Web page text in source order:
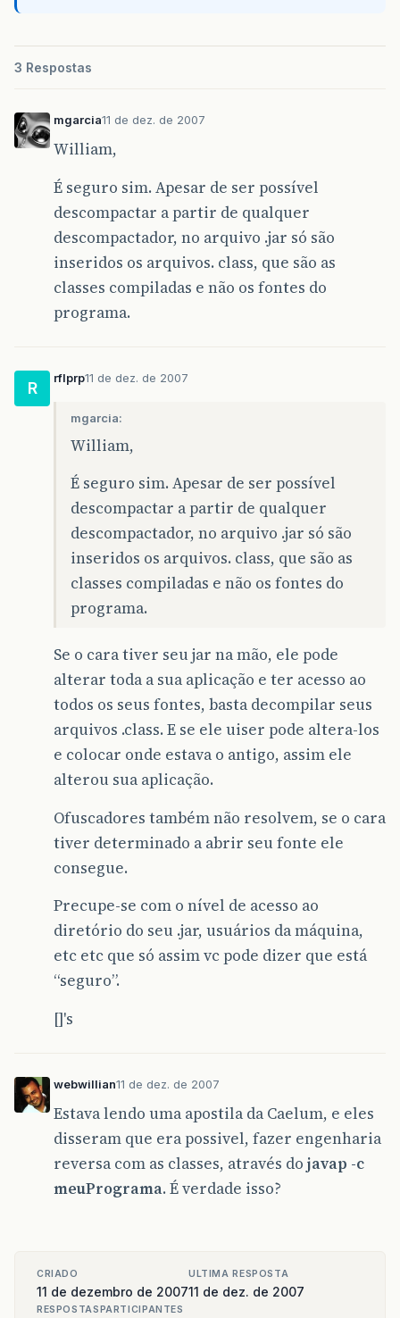
3 Respostas
mgarcia11 de dez. de 2007
William,
É seguro sim. Apesar de ser possível
descompactar a partir de qualquer
descompactador, no arquivo .jar só são
inseridos os arquivos. class, que são as
classes compiladas e não os fontes do
programa.
R
rflprp11 de dez. de 2007
mgarcia:
William,
É seguro sim. Apesar de ser possível
descompactar a partir de qualquer
descompactador, no arquivo .jar só são
inseridos os arquivos. class, que são as
classes compiladas e não os fontes do
programa.
Se o cara tiver seu jar na mão, ele pode
alterar toda a sua aplicação e ter acesso ao
todos os seus fontes, basta decompilar seus
arquivos .class. E se ele uiser pode altera-los
e colocar onde estava o antigo, assim ele
alterou sua aplicação.
Ofuscadores também não resolvem, se o cara
tiver determinado a abrir seu fonte ele
consegue.
Precupe-se com o nível de acesso ao
diretório do seu .jar, usuários da máquina,
etc etc que só assim vc pode dizer que está
“seguro”.
[]'s
webwillian11 de dez. de 2007
Estava lendo uma apostila da Caelum, e eles
disseram que era possivel, fazer engenharia
reversa com as classes, através do javap -c
meuPrograma. É verdade isso?
CRIADO
11 de dezembro de 2007
ULTIMA RESPOSTA
11 de dez. de 2007
RESPOSTASPARTICIPANTES